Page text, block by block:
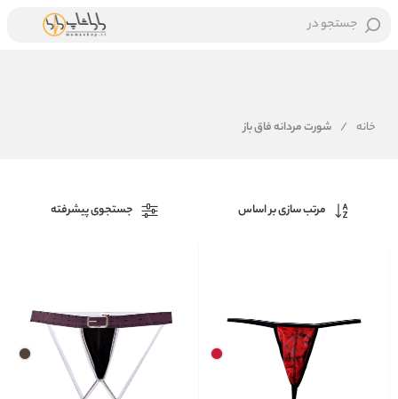
جستجو در
خانه / شورت مردانه فاق باز
مرتب سازی بر اساس جستجوی پیشرفته